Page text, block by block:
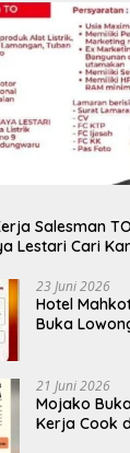
Kasus, Polres
Tiga Pelaku
Tower
Salesman
Lestari Cari
23 Juni 2026
Hotel
Buka
Syaratnya
21 Juni 2026
Mojako
Kerja Cook